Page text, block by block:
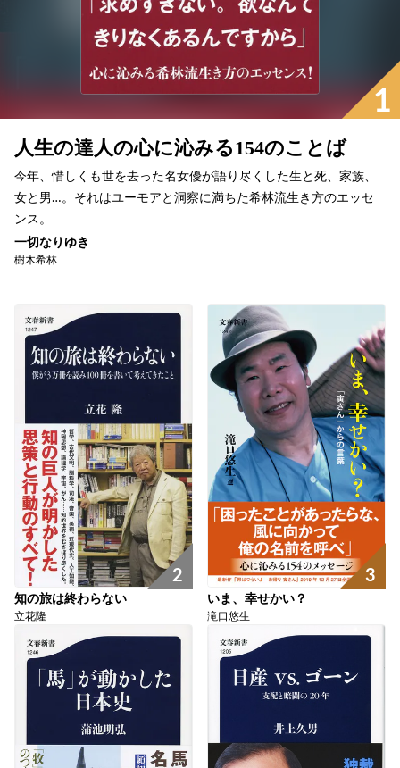
1
人生の達人の心に沁みる154のことば
今年、惜しくも世を去った名女優が語り尽くした生と死、家族、
女と男…。それはユーモアと洞察に満ちた希林流生き方のエッセ
ンス。
一切なりゆき
樹木希林
2
知の旅は終わらない
立花隆
3
いま、幸せかい？
滝口悠生